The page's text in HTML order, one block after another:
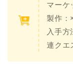
マーケ
製作：
入手方
連クエ